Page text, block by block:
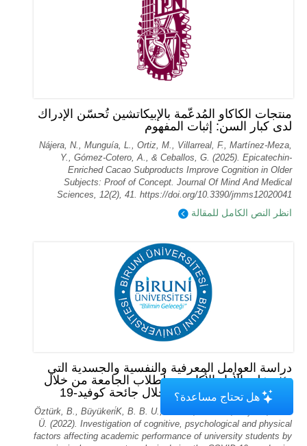
منتجات الكاكاو المُدعّمة بالإبيكاتشين تُحسّن الإدراك
لدى كبار السن: إثبات المفهوم
Nájera, N., Munguía, L., Ortiz, M., Villarreal, F., Martínez-Meza,
Y., Gómez-Cotero, A., & Ceballos, G. (2025). Epicatechin-
Enriched Cacao Subproducts Improve Cognition in Older
Subjects: Proof of Concept. Journal Of Mind And Medical
Sciences, 12(2), 41. https://doi.org/10.3390/jmms12020041
انظر النص الكامل للمقالة
دراسة العوامل المعرفية والنفسية والجسدية التي
تؤثر على الأداء الأكاديمي لطلاب الجامعة من خلال
تحليل المكونات الرئيسية خلال جائحة كوفيد-19
Öztürk, B., Büyükeri̇K, B. B. U., Akarsu, R. B. U., & Çeli̇K, Y. B.
Ü. (2022). Investigation of cognitive, psychological and physical
factors affecting academic performance of university students by
هل تحتاج مساعدة؟